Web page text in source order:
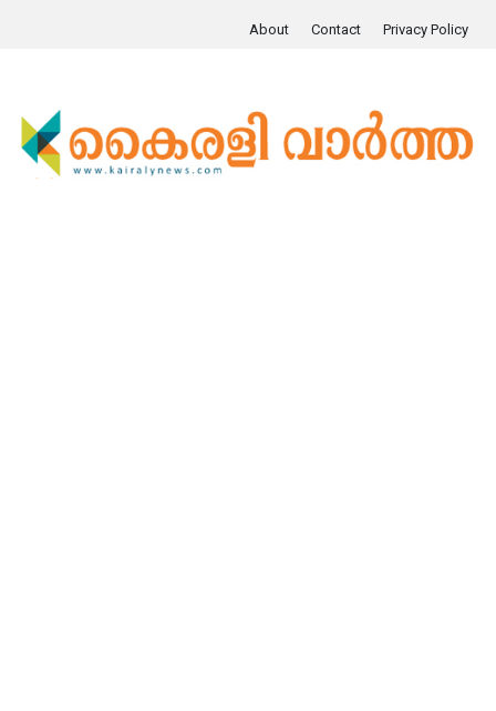
About Contact Privacy Policy